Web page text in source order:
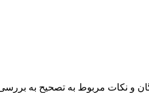
نکات مربوط به تصحیح به بررسی